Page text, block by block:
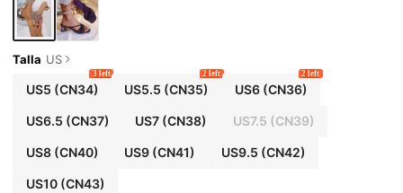
Talla US
US5 (CN34)
3 left
US5.5 (CN35)
2 left
US6(CN36)
2 left
US6.5 (CN37) US7 (CN38) US7.5 (CN39)
US8(CN40) US9 (CN41) US9.5 (CN42)
US10(CN43)